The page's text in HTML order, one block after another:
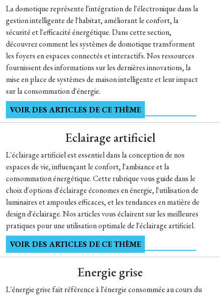
La domotique représente l'intégration de l'électronique dans la
gestion intelligente de l'habitat, améliorant le confort, la
sécurité et l'efficacité énergétique. Dans cette section,
découvrez comment les systèmes de domotique transforment
les foyers en espaces connectés et interactifs. Nos ressources
fournissent des informations sur les dernières innovations, la
mise en place de systèmes de maison intelligente et leur impact
sur la consommation d'énergie.
VOIR DES ARTICLES DE CE THÈME
Eclairage artificiel
L'éclairage artificiel est essentiel dans la conception de nos
espaces de vie, influençant le confort, l'ambiance et la
consommation énergétique. Cette rubrique vous guide dans le
choix d'options d'éclairage économes en énergie, l'utilisation de
luminaires et ampoules efficaces, et les tendances en matière de
design d'éclairage. Nos articles vous éclairent sur les meilleures
pratiques pour une utilisation optimale de l'éclairage artificiel.
VOIR DES ARTICLES DE CE THÈME
Energie grise
L'énergie grise fait référence à l'énergie consommée au cours du